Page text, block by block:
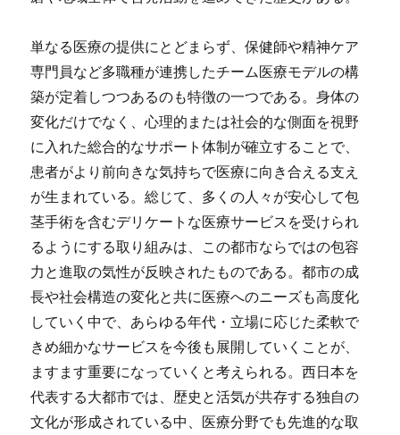
単なる医療の提供にとどまらず、保健師や精神ケア
専門員など多職種が連携したチーム医療モデルの構
築が定着しつつあるのも特徴の一つである。身体の
変化だけでなく、心理的または社会的な側面を視野
に入れた総合的なサポート体制が確立することで、
患者がより前向きな気持ちで医療に向き合える支え
が生まれている。総じて、多くの人々が安心して包
茎手術を含むデリケートな医療サービスを受けられ
るようにする取り組みは、この都市ならではの包容
力と進取の気性が反映されたものである。都市の成
長や社会構造の変化と共に医療へのニーズも高度化
していく中で、あらゆる年代・立場に応じた柔軟で
きめ細かなサービスを今後も展開していくことが、
ますます重要になっていくと考えられる。西日本を
代表する大都市では、歴史と活気が共存する独自の
文化が形成されている中、医療分野でも先進的な取